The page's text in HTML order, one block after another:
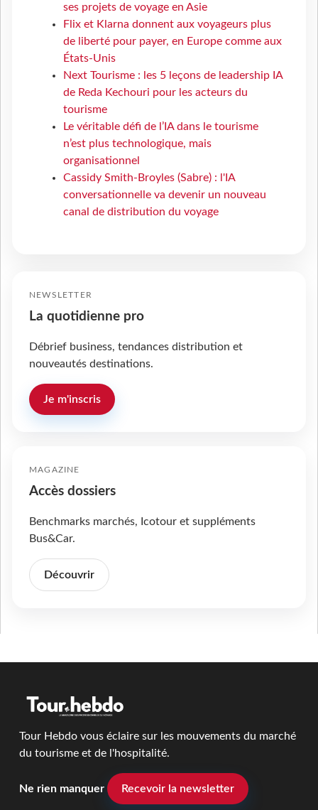
ses projets de voyage en Asie
Flix et Klarna donnent aux voyageurs plus
de liberté pour payer, en Europe comme aux
États-Unis
Next Tourisme : les 5 leçons de leadership IA
de Reda Kechouri pour les acteurs du
tourisme
Le véritable défi de l’IA dans le tourisme
n’est plus technologique, mais
organisationnel
Cassidy Smith-Broyles (Sabre) : l'IA
conversationnelle va devenir un nouveau
canal de distribution du voyage
NEWSLETTER
La quotidienne pro
Débrief business, tendances distribution et
nouveautés destinations.
Je m'inscris
MAGAZINE
Accès dossiers
Benchmarks marchés, Icotour et suppléments
Bus&Car.
Découvrir
Tour Hebdo vous éclaire sur les mouvements du marché
du tourisme et de l'hospitalité.
Ne rien manquer Recevoir la newsletter